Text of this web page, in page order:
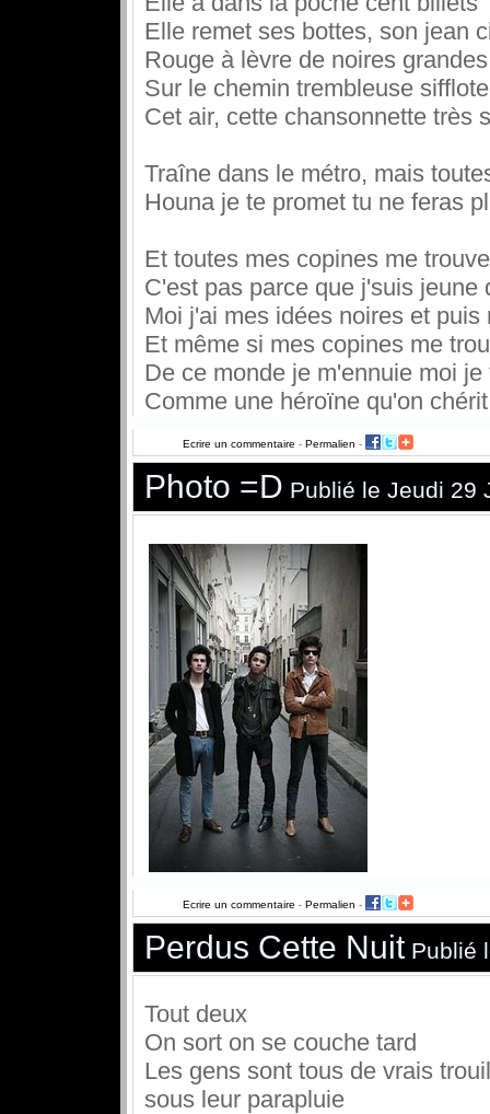
Elle remet ses bottes, son jean
Rouge à lèvre de noires
Sur le chemin trembleuse sifflote
Cet air, cette chansonnette très
Traîne dans le métro, mais
Houna je te promet tu ne feras
Et toutes mes copines me
C'est pas parce que j'suis
Moi j'ai mes idées noires et puis
Et même si mes copines me
De ce monde je m'ennuie moi
Comme une héroïne qu'on
Ecrire un commentaire - Permalien -
Photo =D Publié le Jeudi 29
Ecrire un commentaire - Permalien -
Perdus Cette NuitPublié
Tout deux
On sort on se couche tard
Les gens sont tous de vrais
sous leur parapluie